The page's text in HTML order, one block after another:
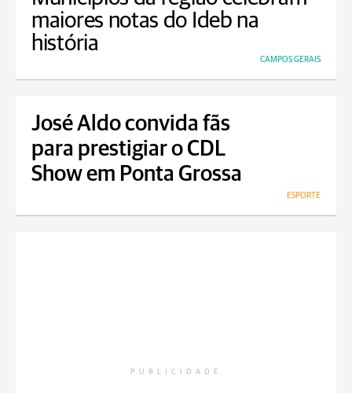
maiores notas do Ideb na
história
CAMPOS GERAIS
José Aldo convida fãs
para prestigiar o CDL
Show em Ponta Grossa
ESPORTE
PUBLICIDADE